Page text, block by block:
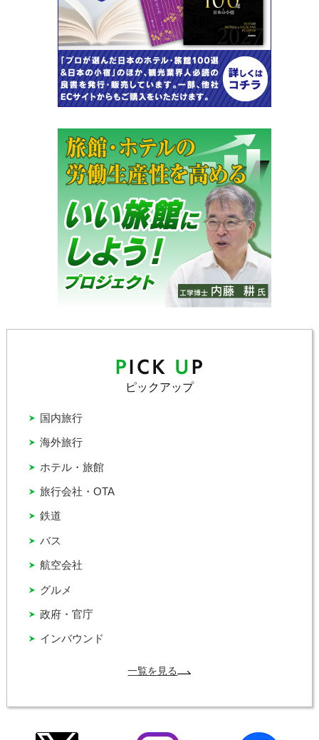
ピックアップ
インバウンド
グルメ
バス
ホテル・旅館
国内旅行
政府・官庁
旅行会社・OTA
海外旅行
航空会社
鉄道
一覧を見る